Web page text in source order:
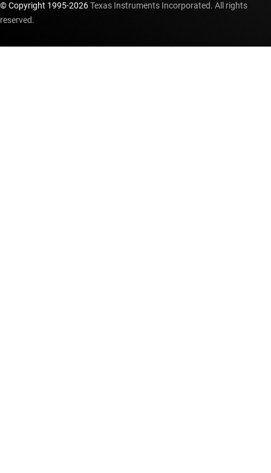
© Copyright 1995-2026Texas Instruments Incorporated. All rights
reserved.